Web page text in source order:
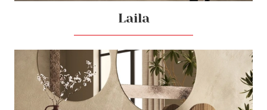
Laila